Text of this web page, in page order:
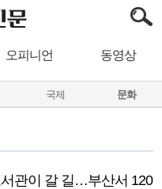
오피니언 동영상
국제 문화
관이 갈 길…부산서 120